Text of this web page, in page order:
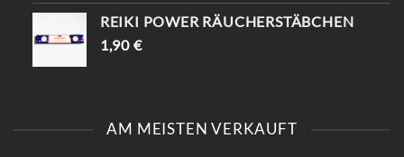
REIKI POWER RÄUCHERSTÄBCHEN
1,90 €
AM MEISTEN VERKAUFT